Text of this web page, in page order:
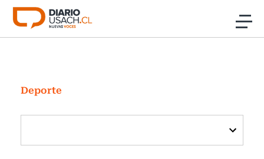
Click acá para ir directamente al contenido
Investigación
Cultura
Programas Radio y TV Usach
Deporte